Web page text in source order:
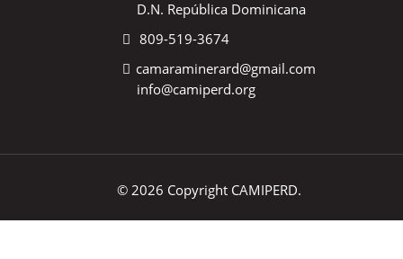
D.N. República Dominicana
809-519-3674
camaraminerard@gmail.com
info@camiperd.org
© 2026 Copyright CAMIPERD.